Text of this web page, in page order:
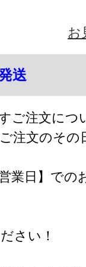
お
送
注文につ
注文のそ
業日】での
さい！